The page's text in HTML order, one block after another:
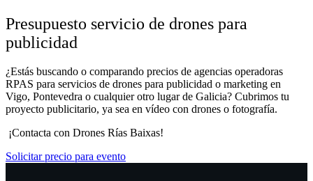
Presupuesto servicio de drones para
publicidad
¿Estás buscando o comparando precios de agencias operadoras
RPAS para servicios de drones para publicidad o marketing en
Vigo, Pontevedra o cualquier otro lugar de Galicia? Cubrimos tu
proyecto publicitario, ya sea en vídeo con drones o fotografía.
¡Contacta con Drones Rías Baixas!
Solicitar precio para evento